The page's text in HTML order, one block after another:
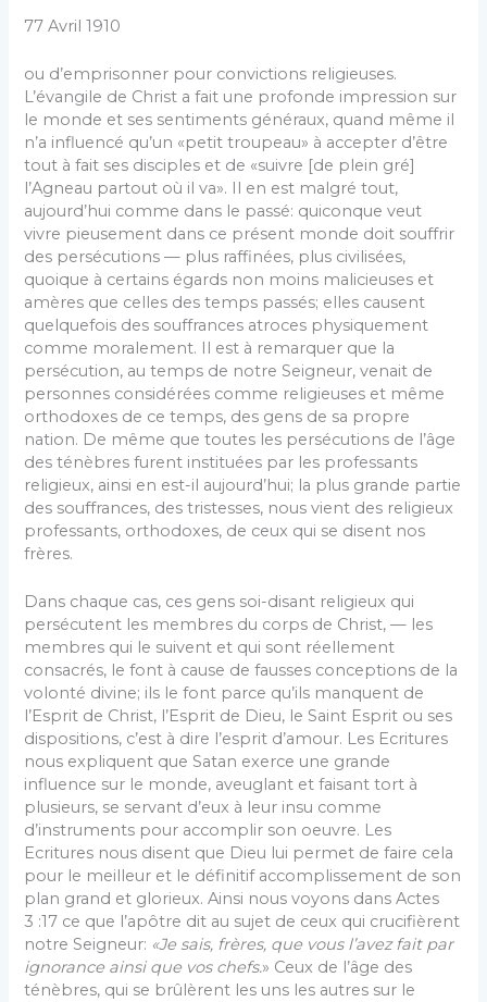
77 Avril 1910
ou d’emprisonner pour convictions religieuses.
L’évangile de Christ a fait une profonde impression sur
le monde et ses sentiments généraux, quand même il
n’a influencé qu’un «petit troupeau» à accepter d’être
tout à fait ses disciples et de «suivre [de plein gré]
l’Agneau partout où il va». Il en est malgré tout,
aujourd’hui comme dans le passé: quiconque veut
vivre pieusement dans ce présent monde doit souffrir
des persécutions — plus raffinées, plus civilisées,
quoique à certains égards non moins malicieuses et
amères que celles des temps passés; elles causent
quelquefois des souffrances atroces physiquement
comme moralement. Il est à remarquer que la
persécution, au temps de notre Seigneur, venait de
personnes considérées comme religieuses et même
orthodoxes de ce temps, des gens de sa propre
nation. De même que toutes les persécutions de l’âge
des ténèbres furent instituées par les professants
religieux, ainsi en est-il aujourd’hui; la plus grande partie
des souffrances, des tristesses, nous vient des religieux
professants, orthodoxes, de ceux qui se disent nos
frères.
Dans chaque cas, ces gens soi-disant religieux qui
persé­cutent les membres du corps de Christ, — les
membres qui le suivent et qui sont réellement
consacrés, le font à cause de fausses conceptions de la
volonté divine; ils le font parce qu’ils manquent de
l’Esprit de Christ, l’Esprit de Dieu, le Saint Esprit ou ses
dispositions, c’est à dire l’esprit d’amour. Les Ecritures
nous expliquent que Satan exerce une grande
influence sur le monde, aveuglant et faisant tort à
plusieurs, se servant d’eux à leur insu comme
d’instruments pour ac­complir son oeuvre. Les
Ecritures nous disent que Dieu lui permet de faire cela
pour le meilleur et le définitif accom­plissement de son
plan grand et glorieux. Ainsi nous voyons dans Actes
3 :17 ce que l’apôtre dit au sujet de ceux qui crucifièrent
notre Seigneur: «Je sais, frères, que vous l’avez fait par
ignorance ainsi que vos chefs.» Ceux de l’âge des
ténèbres, qui se brûlèrent les uns les autres sur le